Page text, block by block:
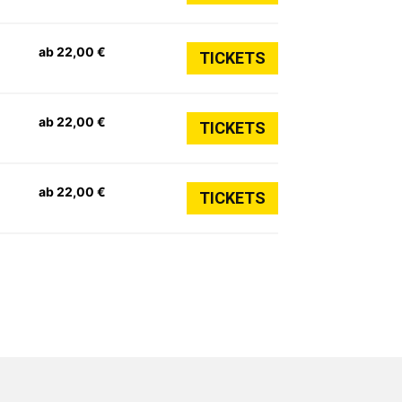
ab 22,00 € TICKETS
ab 22,00 € TICKETS
ab 22,00 € TICKETS